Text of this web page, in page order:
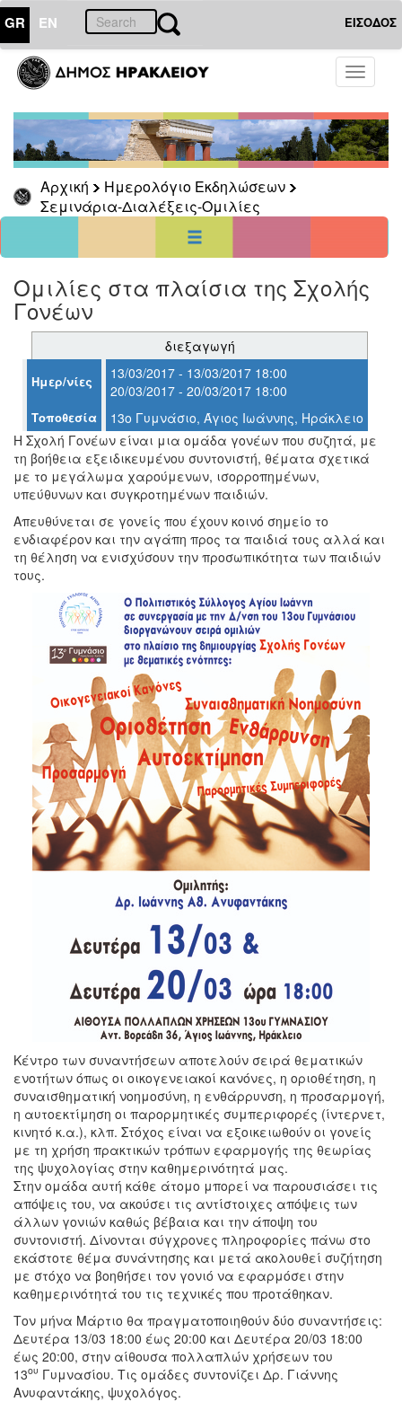
GR EN ΕΙΣΟΔΟΣ
Toggle
Αρχική
Ημερολόγιο Εκδηλώσεων
Σεμινάρια-Διαλέξεις-Ομιλίες
01Αύγουστος
2026
Δευ Τρι Τετ Πεμ Παρ Σαβ
1
9
10 11 12 13 14
15
16
17 18 19 20 21
22
29
ΗΜΕΡΟΛΟΓΙΟ
ΕΚΔΗΛΩΣΕΩΝ
Διαλέξεις-
Ομιλίες
ΤΟΠΟΣ
ΜΑΣ
ΔΗΜΟΣ
ΠΟΛΙΤΙΣΜΟΣ
ΑΝΘΕΚΤΙΚΗ
Ομιλίες στα πλαίσια της Σχολής
Γονέων
διεξαγωγή
Ημερ/νίες
13/03/2017 - 13/03/2017 18:00
20/03/2017 - 20/03/2017 18:00
Τοποθεσία
13ο Γυμνάσιο, Άγιος Ιωάννης, Ηράκλειο
Η Σχολή Γονέων είναι μια ομάδα γονέων που συζητά, με
τη βοήθεια εξειδικευμένου συντονιστή, θέματα σχετικά
με το μεγάλωμα χαρούμενων, ισορροπημένων,
υπεύθυνων και συγκροτημένων παιδιών.
Απευθύνεται σε γονείς που έχουν κοινό σημείο το
ενδιαφέρον και την αγάπη προς τα παιδιά τους αλλά και
τη θέληση να ενισχύσουν την προσωπικότητα των παιδιών
τους.
Κέντρο των συναντήσεων αποτελούν σειρά θεματικών
ενοτήτων όπως οι οικογενειακοί κανόνες, η οριοθέτηση, η
συναισθηματική νοημοσύνη, η ενθάρρυνση, η προσαρμογή,
η αυτοεκτίμηση οι παρορμητικές συμπεριφορές (ίντερνετ,
κινητό κ.α.), κλπ. Στόχος είναι να εξοικειωθούν οι γονείς
με τη χρήση πρακτικών τρόπων εφαρμογής της θεωρίας
της ψυχολογίας στην καθημερινότητά μας.
Στην ομάδα αυτή κάθε άτομο μπορεί να παρουσιάσει τις
απόψεις του, να ακούσει τις αντίστοιχες απόψεις των
άλλων γονιών καθώς βέβαια και την άποψη του
συντονιστή. Δίνονται σύγχρονες πληροφορίες πάνω στο
εκάστοτε θέμα συνάντησης και μετά ακολουθεί συζήτηση
με στόχο να βοηθήσει τον γονιό να εφαρμόσει στην
καθημερινότητά του τις τεχνικές που προτάθηκαν.
Τον μήνα Μάρτιο θα πραγματοποιηθούν δύο συναντήσεις:
Δευτέρα 13/03 18:00 έως 20:00 και Δευτέρα 20/03 18:00
έως 20:00, στην αίθουσα πολλαπλών χρήσεων του
13ου Γυμνασίου. Τις ομάδες συντονίζει Δρ. Γιάννης
Ανυφαντάκης, ψυχολόγος.